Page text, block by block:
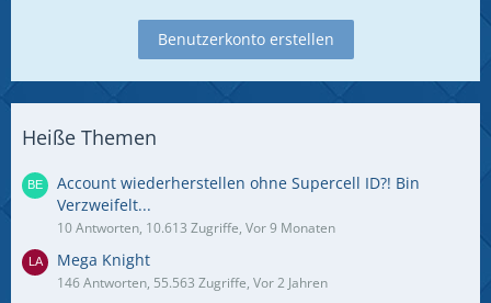
Benutzerkonto erstellen
Heiße Themen
Account wiederherstellen ohne Supercell ID?! Bin
Verzweifelt...
10 Antworten, 10.613 Zugriffe, Vor 9 Monaten
Mega Knight
146 Antworten, 55.563 Zugriffe, Vor 2 Jahren